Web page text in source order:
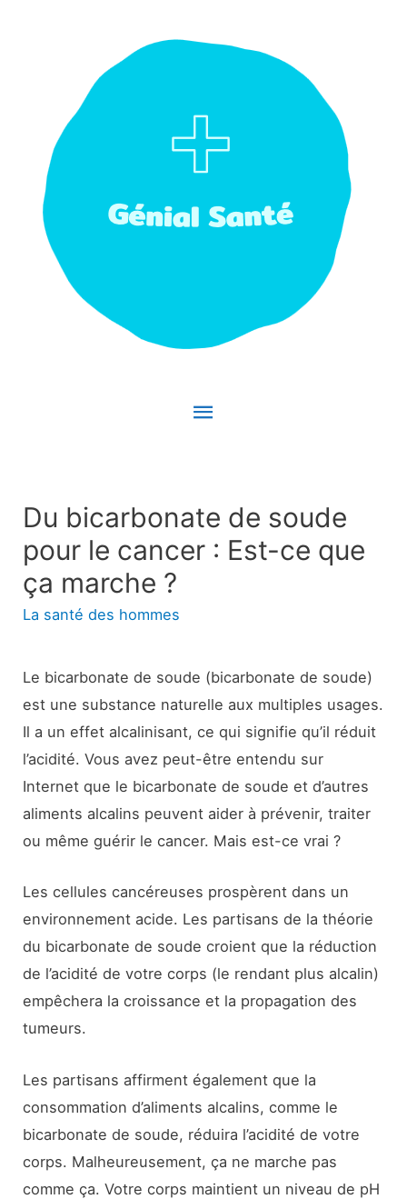
Menu
Du bicarbonate de soude
pour le cancer : Est-ce que
ça marche ?
La santé des hommes
Le bicarbonate de soude (bicarbonate de soude)
est une substance naturelle aux multiples usages.
Il a un effet alcalinisant, ce qui signifie qu’il réduit
l’acidité. Vous avez peut-être entendu sur
Internet que le bicarbonate de soude et d’autres
aliments alcalins peuvent aider à prévenir, traiter
ou même guérir le cancer. Mais est-ce vrai ?
Les cellules cancéreuses prospèrent dans un
environnement acide. Les partisans de la théorie
du bicarbonate de soude croient que la réduction
de l’acidité de votre corps (le rendant plus alcalin)
empêchera la croissance et la propagation des
tumeurs.
Les partisans affirment également que la
consommation d’aliments alcalins, comme le
bicarbonate de soude, réduira l’acidité de votre
corps. Malheureusement, ça ne marche pas
comme ça. Votre corps maintient un niveau de pH